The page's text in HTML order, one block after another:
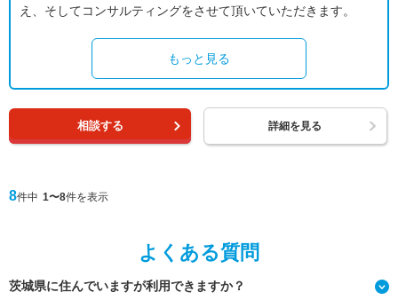
え、そしてコンサルティングをさせて頂いていただきます。
もっと見る
相談する 詳細を見る
8件中 1〜8件を表示
よくある質問
茨城県に住んでいますが利用できますか？